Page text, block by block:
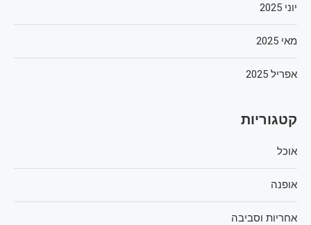
יוני 2025
מאי 2025
אפריל 2025
קטגוריות
אוכל
אופנה
אחריות וסביבה